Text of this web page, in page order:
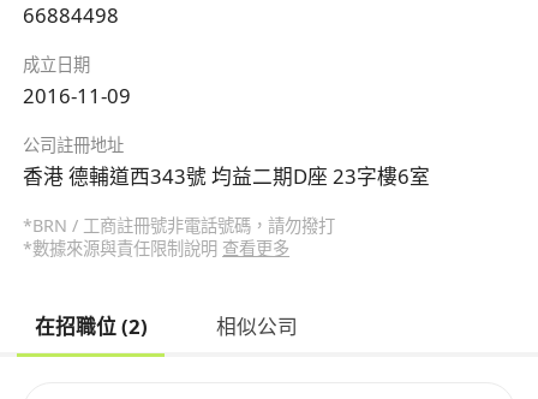
66884498
成立日期
2016-11-09
公司註冊地址
香港 德輔道西343號 均益二期D座 23字樓6室
*BRN / 工商註冊號非電話號碼，請勿撥打
*數據來源與責任限制說明 查看更多
在招職位 (2) 相似公司